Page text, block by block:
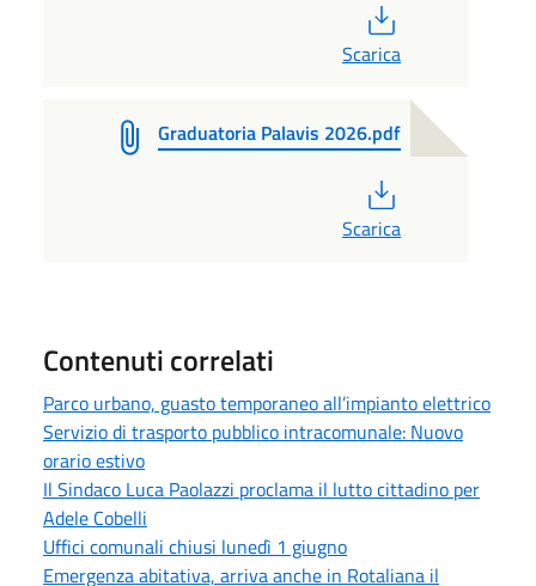
Scarica
Graduatoria Palavis 2026.pdf
Scarica
Contenuti correlati
Parco urbano, guasto temporaneo all’impianto elettrico
Servizio di trasporto pubblico intracomunale: Nuovo
orario estivo
Il Sindaco Luca Paolazzi proclama il lutto cittadino per
Adele Cobelli
Uffici comunali chiusi lunedì 1 giugno
Emergenza abitativa, arriva anche in Rotaliana il